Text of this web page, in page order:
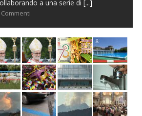
a una serie di [...]
Commenti